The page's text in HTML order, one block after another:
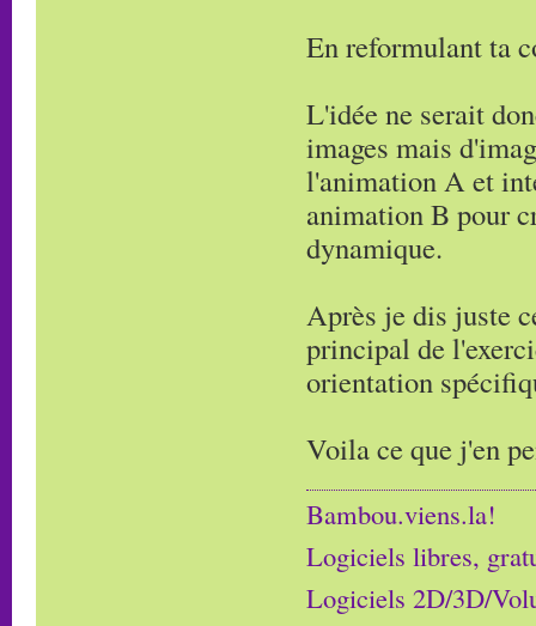
En reformulant ta
L'idée ne serait
images mais
l'animation A et
animation B pour
dynamique.
Après je dis juste
principal de
orientation
Voila ce que j'en
Bambou.viens.la!
Logiciels libres,
Logiciels 2D/3D/